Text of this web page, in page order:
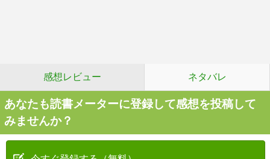
感想レビュー ネタバレ
あなたも読書メーターに登録して感想を投稿して
みませんか？